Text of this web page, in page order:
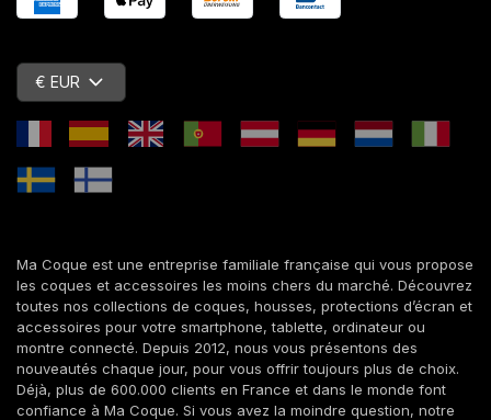
€ EUR
Ma Coque est une entreprise familiale française qui vous propose
les coques et accessoires les moins chers du marché. Découvrez
toutes nos collections de coques, housses, protections d’écran et
accessoires pour votre smartphone, tablette, ordinateur ou
montre connecté. Depuis 2012, nous vous présentons des
nouveautés chaque jour, pour vous offrir toujours plus de choix.
Déjà, plus de 600.000 clients en France et dans le monde font
confiance à Ma Coque. Si vous avez la moindre question, notre